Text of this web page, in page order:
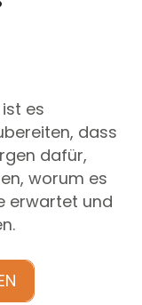
es
dass
dafür,
worum es
erwartet und